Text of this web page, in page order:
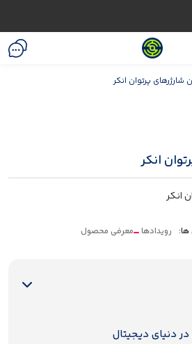
پرتوان انکر
انکر
رویدادها معرفی محصول
دنیای دیجیتال